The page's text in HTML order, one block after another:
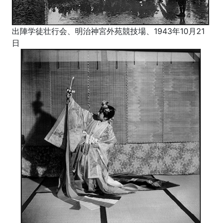
出陣学徒壮行会、明治神宮外苑競技場、1943年10月21
日